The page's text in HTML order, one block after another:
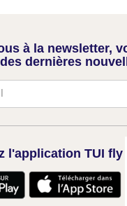
à la newsletter,
dernières
l'application TUI fly